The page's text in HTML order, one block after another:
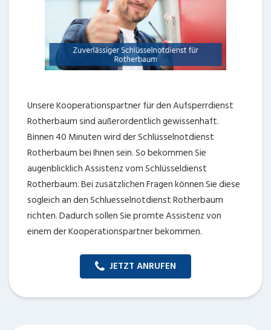
Unsere Kooperationspartner für den Aufsperrdienst
Rotherbaum sind außerordentlich gewissenhaft.
Binnen 40 Minuten wird der Schlüsselnotdienst
Rotherbaum bei Ihnen sein. So bekommen Sie
augenblicklich Assistenz vom Schlüsseldienst
Rotherbaum. Bei zusätzlichen Fragen können Sie diese
sogleich an den Schluesselnotdienst Rotherbaum
richten. Dadurch sollen Sie promte Assistenz von
einem der Kooperationspartner bekommen.
JETZT ANRUFEN